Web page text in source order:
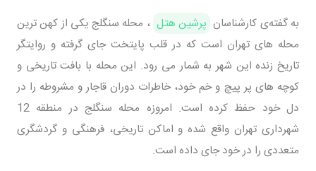
به گفته‌ی کارشناسان پرشین هتل ، محله سنگلج یکی از کهن‌ ترین
محله‌ های تهران است که در قلب پایتخت جای گرفته و روایتگر
تاریخ زنده این شهر به شمار می‌ رود. این محله با بافت تاریخی و
کوچه‌ های پر پیچ و خم خود، خاطرات دوران قاجار و مشروطه را در
دل خود حفظ کرده است. امروزه محله سنگلج در منطقه 12
شهرداری تهران واقع شده و اماکن تاریخی، فرهنگی و گردشگری
متعددی را در خود جای داده است.